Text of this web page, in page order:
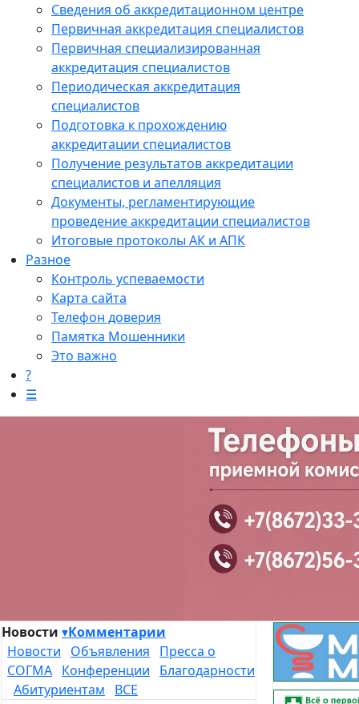
Сведения об аккредитационном центре
Первичная аккредитация специалистов
Первичная специализированная
аккредитация специалистов
Периодическая аккредитация
специалистов
Подготовка к прохождению
аккредитации специалистов
Получение результатов аккредитации
специалистов и апелляция
Документы, регламентирующие
проведение аккредитации специалистов
Итоговые протоколы АК и АПК
Разное
Контроль успеваемости
Карта сайта
Телефон доверия
Памятка Мошенники
Это важно
?
☰
Новости ▾Комментарии
Новости
Объявления
Пресса о
СОГМА Конференции
Благодарности
Абитуриентам
ВСЕ